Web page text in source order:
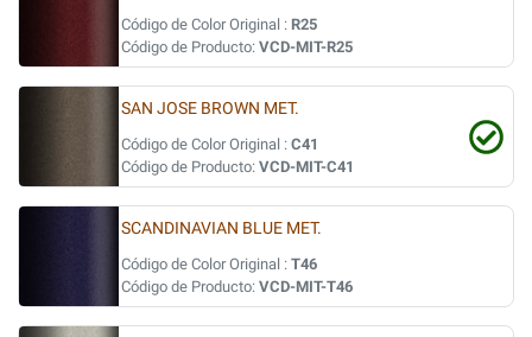
Código de Color Original : R25
Código de Producto: VCD-MIT-R25
SAN JOSE BROWN MET.
Código de Color Original : C41
Código de Producto: VCD-MIT-C41
SCANDINAVIAN BLUE MET.
Código de Color Original : T46
Código de Producto: VCD-MIT-T46